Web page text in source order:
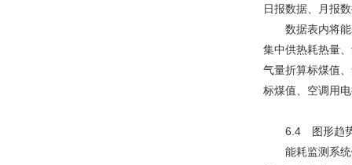
日报数据、月报
数据表内将能
集中供热耗热量
气量折算标煤值
标煤值、空调用
6.4 图形趋
能耗监测系统